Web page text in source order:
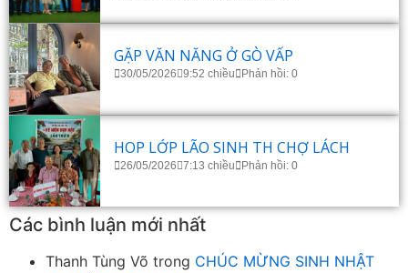
GẶP VĂN NĂNG Ở GÒ VẤP
30/05/2026 9:52 chiều Phản hồi: 0
HOP LỚP LÃO SINH TH CHỢ LÁCH
26/05/2026 7:13 chiều Phản hồi: 0
Các bình luận mới nhất
Thanh Tùng Võ trong CHÚC MỪNG SINH NHẬT